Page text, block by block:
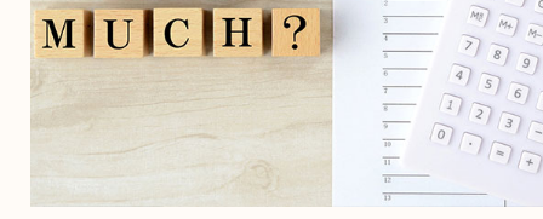
経験豊富なスタッフが査定させていただきます。